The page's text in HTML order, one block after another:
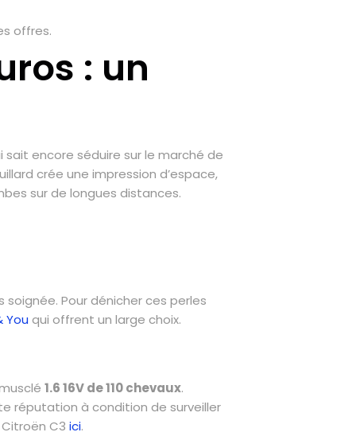
offres.
: un
encore séduire sur le marché de
crée une impression d’espace,
sur de longues distances.
Pour dénicher ces perles
You qui offrent un large choix.
1.6 16V de 110 chevaux.
réputation à condition de surveiller
C3 ici.